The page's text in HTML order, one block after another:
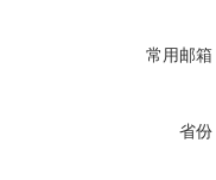
常用邮箱
省份